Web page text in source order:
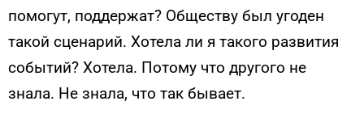
помогут, поддержат? Обществу был угоден
такой сценарий. Хотела ли я такого развития
событий? Хотела. Потому что другого не
знала. Не знала, что так бывает.